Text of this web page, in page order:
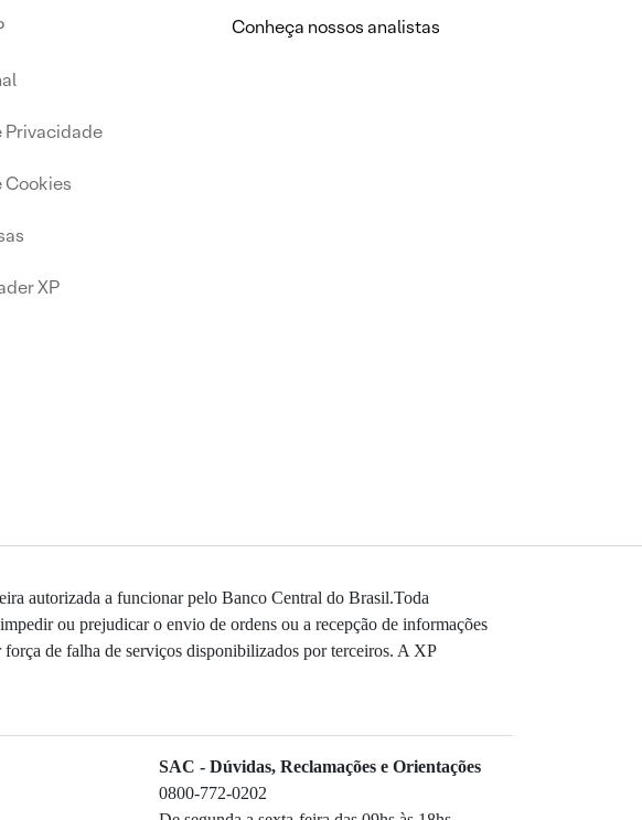
Privacidade
Cookies
XP
Conheça nossos analistas
autorizada a funcionar pelo Banco Central do Brasil.Toda
ou prejudicar o envio de ordens ou a recepção de informações
de falha de serviços disponibilizados por terceiros. A XP
SAC - Dúvidas, Reclamações e Orientações
0800-772-0202